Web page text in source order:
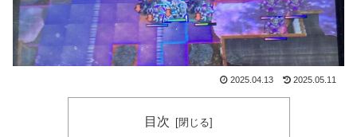
2025.04.13 2025.05.11
目次